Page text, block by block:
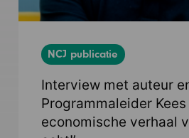
NCJ publicatie
Interview met auteur
Programmaleider Kees
economische verhaal